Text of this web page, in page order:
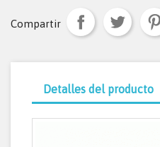
Compartir
Detalles del producto